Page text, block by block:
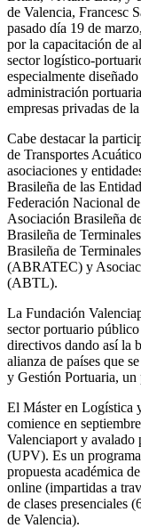
de Valencia, Francesc
pasado día 19 de
por la capacitación de
sector logístico-
especialmente
administración
empresas privadas de
Cabe destacar la
de Transportes
asociaciones y
Brasileña de las
Federación Nacional
Asociación Brasileña
Brasileña de
Brasileña de
(ABRATEC) y
(ABTL).
La Fundación
sector portuario
directivos dando así la
alianza de países que
y Gestión Portuaria, un
El Máster en Logística
comience en
Valenciaport y avalado
(UPV). Es un
propuesta académica
online (impartidas a
de clases presenciales
de Valencia).